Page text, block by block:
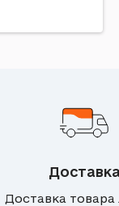
Доставка